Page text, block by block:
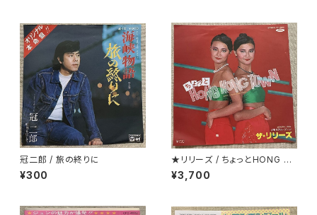
冠二郎 / 旅の終りに
¥300
★リリーズ / ちょっとHONG K
ONG TOWN
¥3,700